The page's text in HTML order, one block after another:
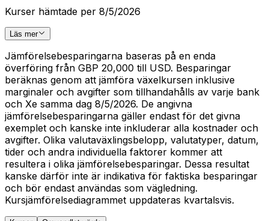
Kurser hämtade per 8/5/2026
Läs mer
Jämförelsebesparingarna baseras på en enda
överföring från GBP 20,000 till USD. Besparingar
beräknas genom att jämföra växelkursen inklusive
marginaler och avgifter som tillhandahålls av varje bank
och Xe samma dag 8/5/2026. De angivna
jämförelsebesparingarna gäller endast för det givna
exemplet och kanske inte inkluderar alla kostnader och
avgifter. Olika valutaväxlingsbelopp, valutatyper, datum,
tider och andra individuella faktorer kommer att
resultera i olika jämförelsebesparingar. Dessa resultat
kanske därför inte är indikativa för faktiska besparingar
och bör endast användas som vägledning.
Kursjämförelsediagrammet uppdateras kvartalsvis.